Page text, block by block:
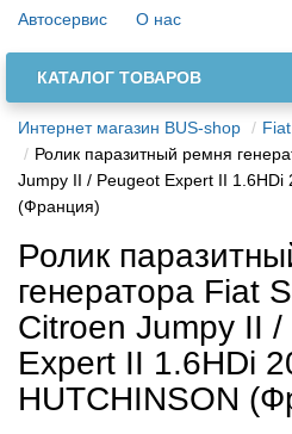
Автосервис
О нас
КАТАЛОГ ТОВАРОВ
Интернет магазин BUS-shop
Ролик паразитный ремня
Jumpy II / Peugeot Expert II 1.6HDi
(Франция)
Ролик
генератора Fiat
Citroen Jumpy II
Expert II 1.6HDi
HUTCHINSON